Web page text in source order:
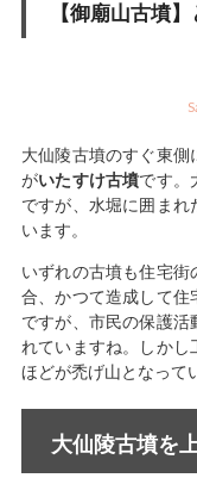
【御廟山古墳
大仙陵古墳のすぐ東側
がいたすけ古墳です。
ですが、水堀に囲ま
います。
いずれの古墳も住宅
合、かつて造成して
ですが、市民の保護活
れていますね。しか
ほどが禿げ山となって
大仙陵古墳を